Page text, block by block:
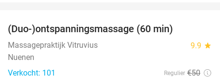
(Duo-)ontspanningsmassage (60 min)
Massagepraktijk Vitruvius 9.9 star
Nuenen
Verkocht: 101
Regulier €50